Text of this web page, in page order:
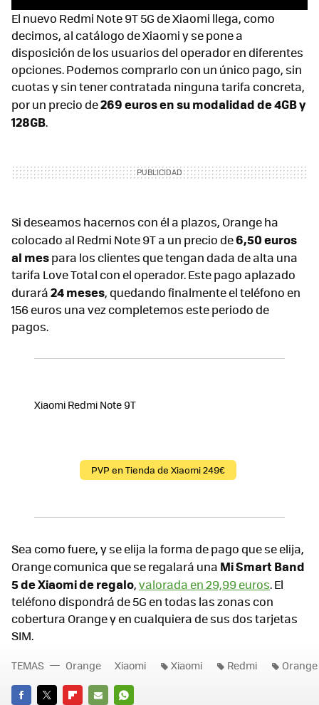
El nuevo Redmi Note 9T 5G de Xiaomi llega, como
decimos, al catálogo de Xiaomi y se pone a
disposición de los usuarios del operador en diferentes
opciones. Podemos comprarlo con un único pago, sin
cuotas y sin tener contratada ninguna tarifa concreta,
por un precio de269 euros en su modalidad de 4GB y
128GB.
Si deseamos hacernos con él a plazos, Orange ha
colocado al Redmi Note 9T a un precio de6,50 euros
al mespara los clientes que tengan dada de alta una
tarifa Love Total con el operador. Este pago aplazado
durará24 meses, quedando finalmente el teléfono en
156 euros una vez completemos este periodo de
pagos.
Xiaomi Redmi Note 9T
PVP en Tienda de Xiaomi 249€
Sea como fuere, y se elija la forma de pago que se elija,
Orange comunica que se regalará una Mi Smart Band
5 de Xiaomi de regalo,valorada en 29,99 euros. El
teléfono dispondrá de 5G en todas las zonas con
cobertura Orange y en cualquiera de sus dos tarjetas
SIM.
TEMAS Orange Xiaomi Xiaomi Redmi Orange